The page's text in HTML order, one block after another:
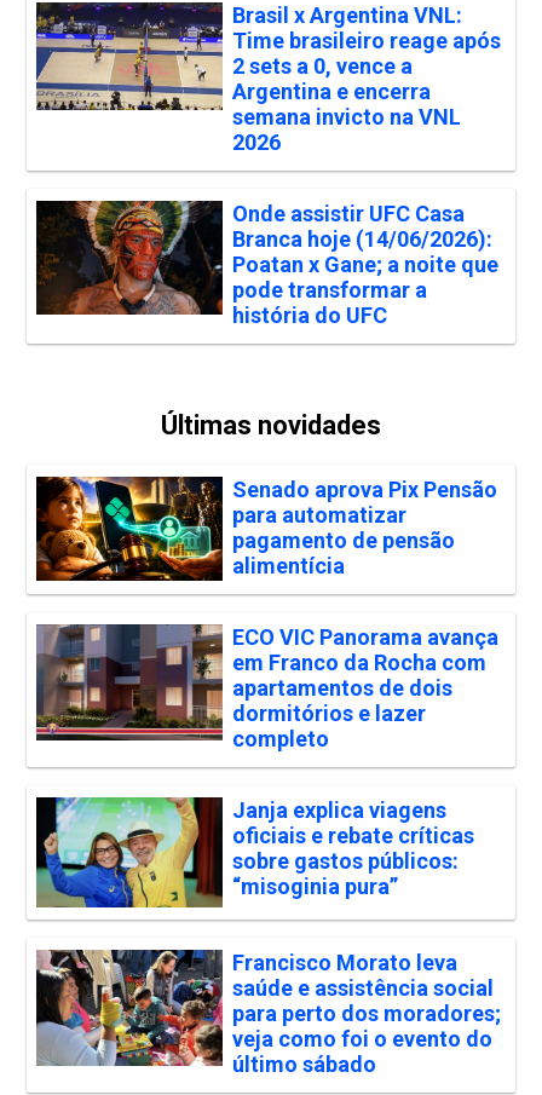
Brasil x Argentina VNL:
Time brasileiro reage após
2 sets a 0, vence a
Argentina e encerra
semana invicto na VNL
2026
Onde assistir UFC Casa
Branca hoje (14/06/2026):
Poatan x Gane; a noite que
pode transformar a
história do UFC
Últimas novidades
Senado aprova Pix Pensão
para automatizar
pagamento de pensão
alimentícia
ECO VIC Panorama avança
em Franco da Rocha com
apartamentos de dois
dormitórios e lazer
completo
Janja explica viagens
oficiais e rebate críticas
sobre gastos públicos:
“misoginia pura”
Francisco Morato leva
saúde e assistência social
para perto dos moradores;
veja como foi o evento do
último sábado